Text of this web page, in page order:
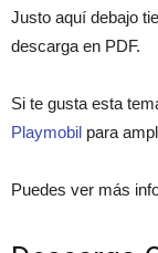
Justo aquí debajo
descarga en PDF.
Si te gusta esta
Playmobil para
Puedes ver más